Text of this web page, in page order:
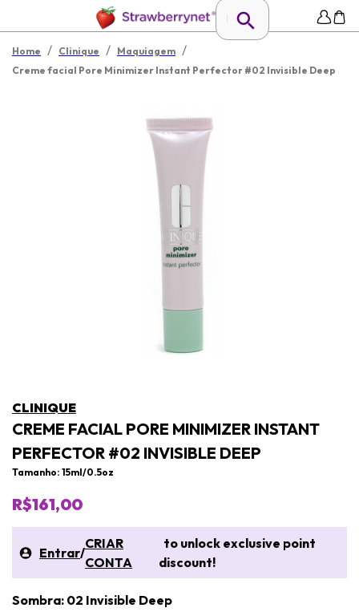
Home / Clinique / Maquiagem /
Creme facial Pore Minimizer Instant Perfector #02 Invisible Deep
CLINIQUE
CREME FACIAL PORE MINIMIZER INSTANT
PERFECTOR #02 INVISIBLE DEEP
Tamanho: 15ml/0.5oz
R$161,00
Entrar/
CRIAR
CONTA
to unlock exclusive point
discount!
Sombra: 02 Invisible Deep